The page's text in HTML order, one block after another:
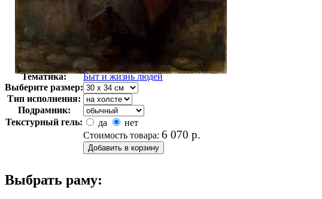
Автор:
Пейзер Курт
Арт-стиль
Реализм
Тематика:
Быт и жизнь людей
Выберите размер:
Тип исполнения:
Подрамник:
Текстурный гель:
да
нет
Стоимость товара: 6 070 р.
Выбрать раму: